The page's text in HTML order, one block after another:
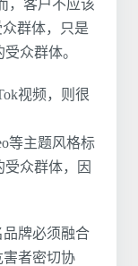
，客户不应该
群体，只是
众群体。
视频，则很
等主题风格标
众群体，因
牌必须融合
害者密切协